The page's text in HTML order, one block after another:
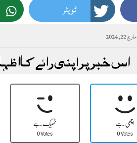
ٹویٹر
مارچ 22, 2024
اس خبر پر اپنی رائے کا
ٹھیک ہے
0 Votes
اچھی ہے
0 Votes